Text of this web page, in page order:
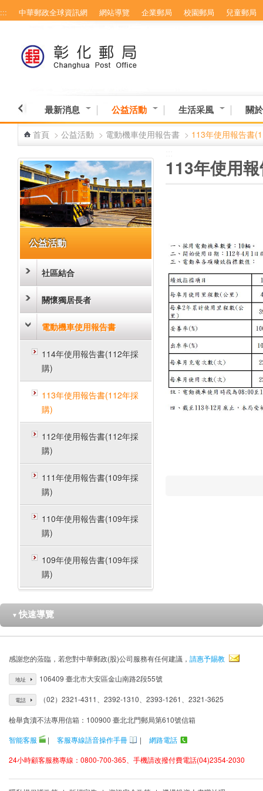
跳到主要內容區塊
::: 中華郵政全球資訊網 網站導覽 企業郵局 校園郵局 兒童郵局
最新消息 公益活動 生活采風 關
首頁 > 公益活動 > 電動機車使用報告書 > 113年使用報告書
公益活動
社區結合
關懷獨居長者
電動機車使用報告書
114年使用報告書(112年採
購)
113年使用報告書(112年採
購)
112年使用報告書(112年採
購)
111年使用報告書(109年採
購)
110年使用報告書(109年採
購)
109年使用報告書(109年採
購)
113年使用
▼ 快速導覽
感謝您的蒞臨，若您對中華郵政(股)公司服務有任何建議， 請惠予賜教
地址 106409 臺北市大安區金山南路2段55號
電話 （02）2321-4311、2392-1310、2393-1261、2321-3625
檢舉貪瀆不法專用信箱：100900 臺北北門郵局第610號信箱
智能客服
| 客服專線語音操作手冊 |
網路電話
24小時顧客服務專線：0800-700-365、手機請改撥付費電話(04)2354-2030